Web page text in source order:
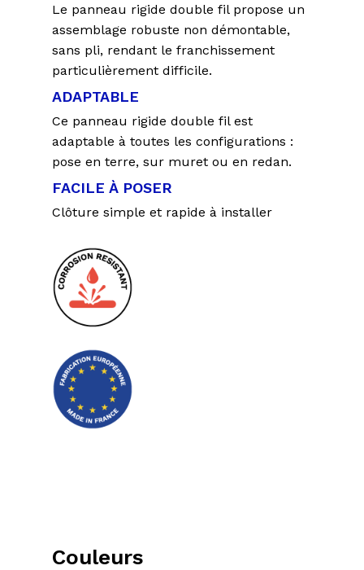
Le panneau rigide double fil propose un
assemblage robuste non démontable,
sans pli, rendant le franchissement
particulièrement difficile.
ADAPTABLE
Ce panneau rigide double fil est
adaptable à toutes les configurations :
pose en terre, sur muret ou en redan.
FACILE À POSER
Clôture simple et rapide à installer
Couleurs